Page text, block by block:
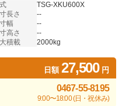
TSG-XKU600X
長さ
--
幅
--
高さ
--
積載
2000kg
日額27,500円
0467-55-8195
9:00〜18:00 (日・祝休み)